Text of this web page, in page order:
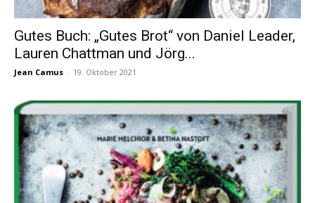
Gutes Buch: „Gutes Brot“ von Daniel Leader,
Lauren Chattman und Jörg...
Jean Camus - 19. Oktober 2021